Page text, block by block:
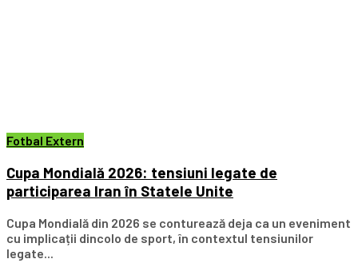
Fotbal Extern
Cupa Mondială 2026: tensiuni legate de
participarea Iran în Statele Unite
Cupa Mondială din 2026 se conturează deja ca un eveniment
cu implicații dincolo de sport, în contextul tensiunilor
legate...